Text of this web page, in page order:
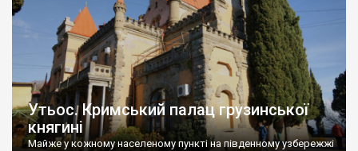
Утьос. Кримський палац грузинської
княгині
Майже у кожному населеному пункті на південному узбережжі